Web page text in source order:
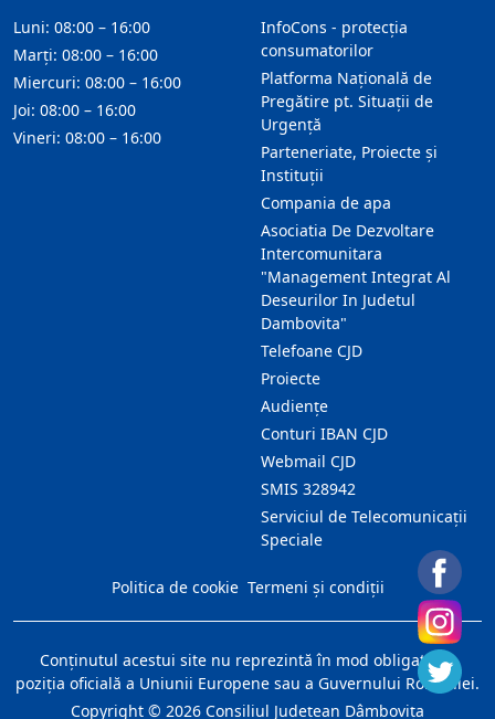
InfoCons - protecția
consumatorilor
Platforma Națională de
Pregătire pt. Situații de
Urgență
Parteneriate, Proiecte și
Instituții
Compania de apa
Asociatia De Dezvoltare
Intercomunitara
"Management Integrat Al
Deseurilor In Judetul
Dambovita"
Telefoane CJD
Proiecte
Audienţe
Conturi IBAN CJD
Webmail CJD
SMIS 328942
Serviciul de Telecomunicații
Speciale
Luni: 08:00 – 16:00
Marți: 08:00 – 16:00
Miercuri: 08:00 – 16:00
Joi: 08:00 – 16:00
Vineri: 08:00 – 16:00
Politica de cookie Termeni și condiții
Conţinutul acestui site nu reprezintă în mod obligatoriu
poziţia oficială a Uniunii Europene sau a Guvernului României.
Copyright © 2026 Consiliul Judeţean Dâmboviţa